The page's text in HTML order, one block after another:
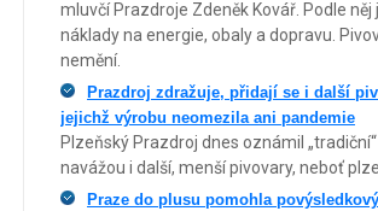
mluvčí Prazdroje Zdeněk Kovář. Podle
náklady na energie, obaly a dopravu.
nemění.
Prazdroj zdražuje, přidají se i další
jejichž výrobu neomezila ani pandemie
Plzeňský Prazdroj dnes oznámil
navážou i další, menší pivovary, neboť
Praze do plusu pomohla